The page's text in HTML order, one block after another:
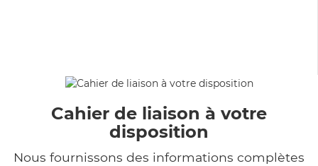
Cahier de liaison à votre
disposition
Nous fournissons des informations complètes